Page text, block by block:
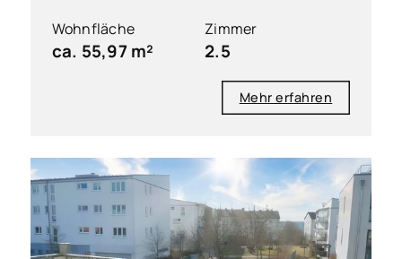
Wohnfläche
ca. 55,97 m²
Zimmer
2.5
Mehr erfahren